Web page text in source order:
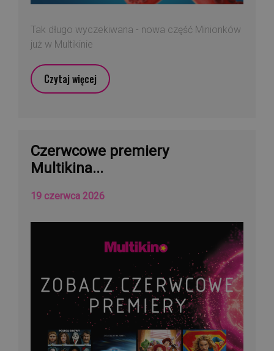
Tak długo wyczekiwana - nowa część Minionków
już w Multikinie
Czytaj więcej
Czerwcowe premiery
Multikina...
19 czerwca 2026